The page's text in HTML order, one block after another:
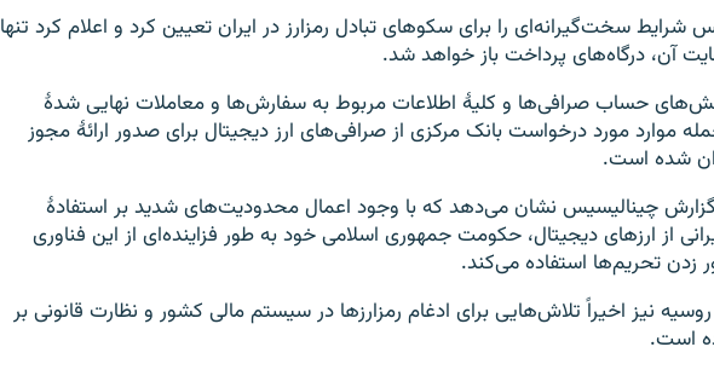
شرایط سخت‌گیرانه‌ای را برای سکوهای تبادل رمزارز در ایران تعیین کرد و اعلام کرد تنها
آن، درگاه‌های پرداخت باز خواهد شد.
حساب صرافی‌ها و کلیهٔ اطلاعات مربوط به سفارش‌ها و معاملات نهایی شدهٔ
جمله موارد مورد درخواست بانک مرکزی از صرافی‌های ارز دیجیتال برای صدور ارائهٔ مجوز
شده است.
گزارش چینالیسیس نشان می‌دهد که با وجود اعمال محدودیت‌های شدید بر استفادهٔ
از ارزهای دیجیتال، حکومت جمهوری اسلامی خود به طور فزاینده‌ای از این فناوری
زدن تحریم‌ها استفاده می‌کند.
نیز اخیراً تلاش‌هایی برای ادغام رمزارز‌ها در سیستم مالی کشور و نظارت قانونی بر
است.